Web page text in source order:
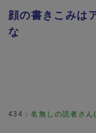
顔の書きこみは
な
434 ：名無しの読者さ